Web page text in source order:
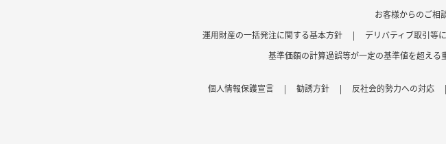
お客様からのご相
運用財産の一括発注に関する基本方針
| デリバティブ取引等
基準価額の計算過誤等が一定の基準値を超える
個人情報保護宣言 | 勧誘方針 | 反社会的勢力への対応 |